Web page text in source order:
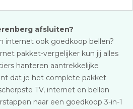
afsluiten?
internet ook goedkoop bellen?
pakket-vergelijker kun jij alles
hanteren aantrekkelijke
dat je het complete pakket
TV, internet en bellen
naar een goedkoop 3-in-1